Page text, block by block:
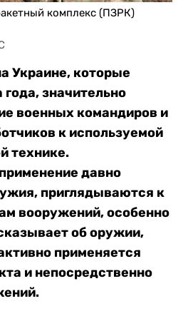
комплекс (ПЗРК)
Украине, которые
значительно
военных командиров и
к используемой
технике.
давно
приглядываются к
вооружений, особенно
об оружии,
применяется
и непосредственно